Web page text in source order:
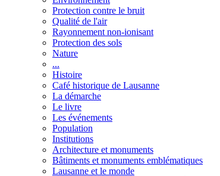
Protection contre le bruit
Qualité de l'air
Rayonnement non-ionisant
Protection des sols
Nature
...
Histoire
Café historique de Lausanne
La démarche
Le livre
Les événements
Population
Institutions
Architecture et monuments
Bâtiments et monuments emblématiques
Lausanne et le monde